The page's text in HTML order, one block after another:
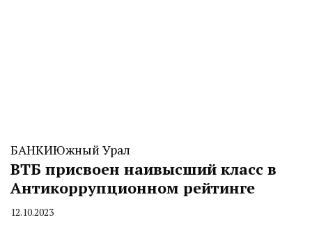
БАНКИЮжный Урал
ВТБ присвоен наивысший класс в
Антикоррупционном рейтинге
By
12.10.2023